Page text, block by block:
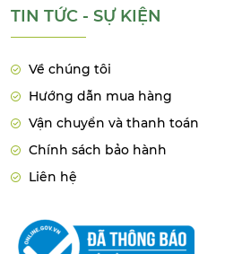
TIN TỨC - SỰ KIỆN
Về chúng tôi
Hướng dẫn mua hàng
Vận chuyển và thanh toán
Chính sách bảo hành
Liên hệ